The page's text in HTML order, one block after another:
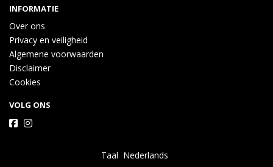
INFORMATIE
Over ons
Privacy en veiligheid
Algemene voorwaarden
Disclaimer
Cookies
VOLG ONS
Taal